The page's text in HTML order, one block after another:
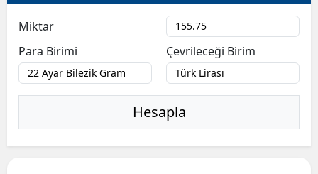
Miktar
Para Birimi
Çevrileceği Birim
Hesapla